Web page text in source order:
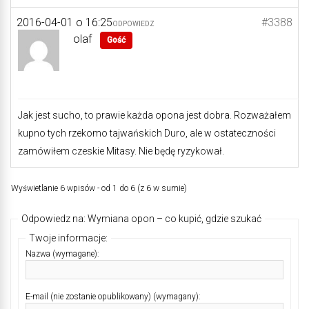
2016-04-01 o 16:25 #3388
ODPOWIEDZ
olaf Gość
Jak jest sucho, to prawie każda opona jest dobra. Rozważałem
kupno tych rzekomo tajwańskich Duro, ale w ostateczności
zamówiłem czeskie Mitasy. Nie będę ryzykował.
Wyświetlanie 6 wpisów - od 1 do 6 (z 6 w sumie)
Odpowiedz na: Wymiana opon – co kupić, gdzie szukać
Twoje informacje:
Nazwa (wymagane):
E-mail (nie zostanie opublikowany) (wymagany):